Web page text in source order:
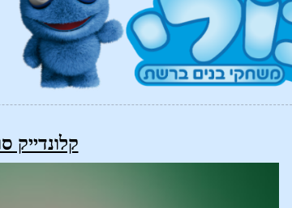
קלונדייק